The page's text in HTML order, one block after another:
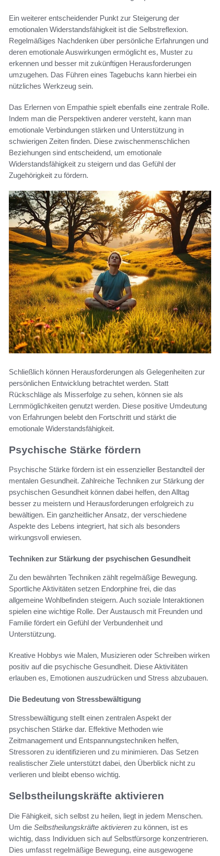
Ein weiterer entscheidender Punkt zur Steigerung der
emotionalen Widerstandsfähigkeit ist die Selbstreflexion.
Regelmäßiges Nachdenken über persönliche Erfahrungen und
deren emotionale Auswirkungen ermöglicht es, Muster zu
erkennen und besser mit zukünftigen Herausforderungen
umzugehen. Das Führen eines Tagebuchs kann hierbei ein
nützliches Werkzeug sein.
Das Erlernen von Empathie spielt ebenfalls eine zentrale Rolle.
Indem man die Perspektiven anderer versteht, kann man
emotionale Verbindungen stärken und Unterstützung in
schwierigen Zeiten finden. Diese zwischenmenschlichen
Beziehungen sind entscheidend, um emotionale
Widerstandsfähigkeit zu steigern und das Gefühl der
Zugehörigkeit zu fördern.
Schließlich können Herausforderungen als Gelegenheiten zur
persönlichen Entwicklung betrachtet werden. Statt
Rückschläge als Misserfolge zu sehen, können sie als
Lernmöglichkeiten genutzt werden. Diese positive Umdeutung
von Erfahrungen belebt den Fortschritt und stärkt die
emotionale Widerstandsfähigkeit.
Psychische Stärke fördern
Psychische Stärke fördern ist ein essenzieller Bestandteil der
mentalen Gesundheit. Zahlreiche Techniken zur Stärkung der
psychischen Gesundheit können dabei helfen, den Alltag
besser zu meistern und Herausforderungen erfolgreich zu
bewältigen. Ein ganzheitlicher Ansatz, der verschiedene
Aspekte des Lebens integriert, hat sich als besonders
wirkungsvoll erwiesen.
Techniken zur Stärkung der psychischen Gesundheit
Zu den bewährten Techniken zählt regelmäßige Bewegung.
Sportliche Aktivitäten setzen Endorphine frei, die das
allgemeine Wohlbefinden steigern. Auch soziale Interaktionen
spielen eine wichtige Rolle. Der Austausch mit Freunden und
Familie fördert ein Gefühl der Verbundenheit und
Unterstützung.
Kreative Hobbys wie Malen, Musizieren oder Schreiben wirken
positiv auf die psychische Gesundheit. Diese Aktivitäten
erlauben es, Emotionen auszudrücken und Stress abzubauen.
Die Bedeutung von Stressbewältigung
Stressbewältigung stellt einen zentralen Aspekt der
psychischen Stärke dar. Effektive Methoden wie
Zeitmanagement und Entspannungstechniken helfen,
Stressoren zu identifizieren und zu minimieren. Das Setzen
realistischer Ziele unterstützt dabei, den Überblick nicht zu
verlieren und bleibt ebenso wichtig.
Selbstheilungskräfte aktivieren
Die Fähigkeit, sich selbst zu heilen, liegt in jedem Menschen.
Um die Selbstheilungskräfte aktivieren zu können, ist es
wichtig, dass Individuen sich auf Selbstfürsorge konzentrieren.
Dies umfasst regelmäßige Bewegung, eine ausgewogene